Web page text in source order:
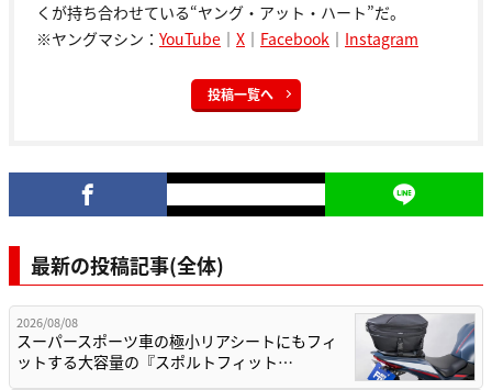
くが持ち合わせている“ヤング・アット・ハート”だ。
※ヤングマシン： YouTube ｜ X ｜ Facebook ｜ Instagram
投稿一覧へ
最新の投稿記事(全体)
2026/08/08
スーパースポーツ車の極小リアシートにもフィ
ットする大容量の『スポルトフィット…